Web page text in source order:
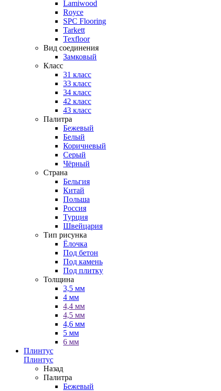
Lamiwood
Royce
SPC Flooring
Tarkett
Texfloor
Вид соединения
Замковый
Класс
31 класс
33 класс
34 класс
42 класс
43 класс
Палитра
Бежевый
Белый
Коричневый
Серый
Чёрный
Страна
Бельгия
Китай
Польша
Россия
Турция
Швейцария
Тип рисунка
Ёлочка
Под бетон
Под камень
Под плитку
Толщина
3,5 мм
4 мм
4,4 мм
4,5 мм
4,6 мм
5 мм
6 мм
Плинтус
Плинтус
Назад
Палитра
Бежевый